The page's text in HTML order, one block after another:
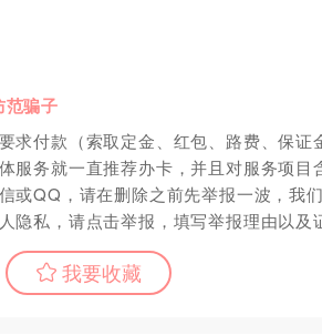
范骗子
求付款（索取定金、红包、路费、保证
服务就一直推荐办卡，并且对服务项目
或QQ，请在删除之前先举报一波，我
隐私，请点击举报，填写举报理由以及
我要收藏